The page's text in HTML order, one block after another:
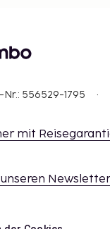
556529-1795
mit
Newsletter